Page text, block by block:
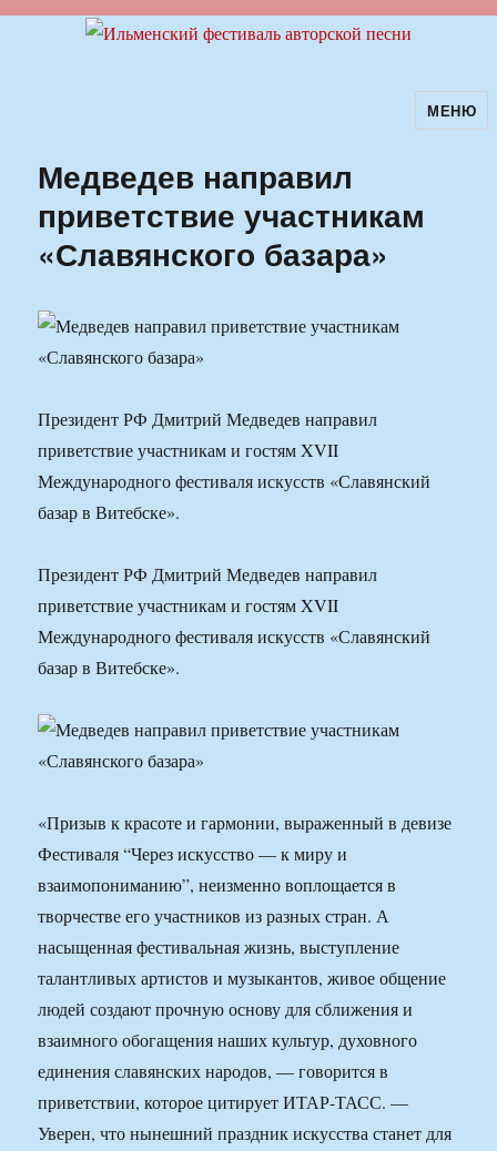
Ильменский фестиваль авторскойМЕНЮ
Медведев направил
приветствие участникам
«Славянского базара»
Президент РФ Дмитрий Медведев направил
приветствие участникам и гостям XVII
Международного фестиваля искусств «Славянский
базар в Витебске».
Президент РФ Дмитрий Медведев направил
приветствие участникам и гостям XVII
Международного фестиваля искусств «Славянский
базар в Витебске».
«Призыв к красоте и гармонии, выраженный в девизе
Фестиваля “Через искусство — к миру и
взаимопониманию”, неизменно воплощается в
творчестве его участников из разных стран. А
насыщенная фестивальная жизнь, выступление
талантливых артистов и музыкантов, живое общение
людей создают прочную основу для сближения и
взаимного обогащения наших культур, духовного
единения славянских народов, — говорится в
приветствии, которое цитирует ИТАР-ТАСС. —
Уверен, что нынешний праздник искусства станет для